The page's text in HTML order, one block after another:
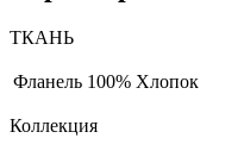
ТКАНЬ
Фланель 100% Хлопок
Коллекция